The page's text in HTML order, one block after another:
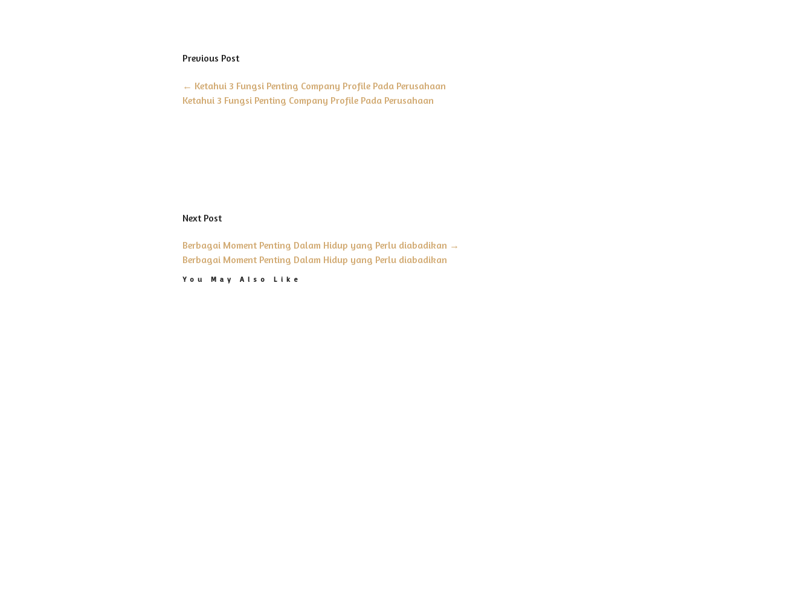
Previous Post
← Ketahui 3 Fungsi Penting Company Profile Pada Perusahaan
Ketahui 3 Fungsi Penting Company Profile Pada Perusahaan
Next Post
Berbagai Moment Penting Dalam Hidup yang Perlu diabadikan →
Berbagai Moment Penting Dalam Hidup yang Perlu diabadikan
You May Also Like